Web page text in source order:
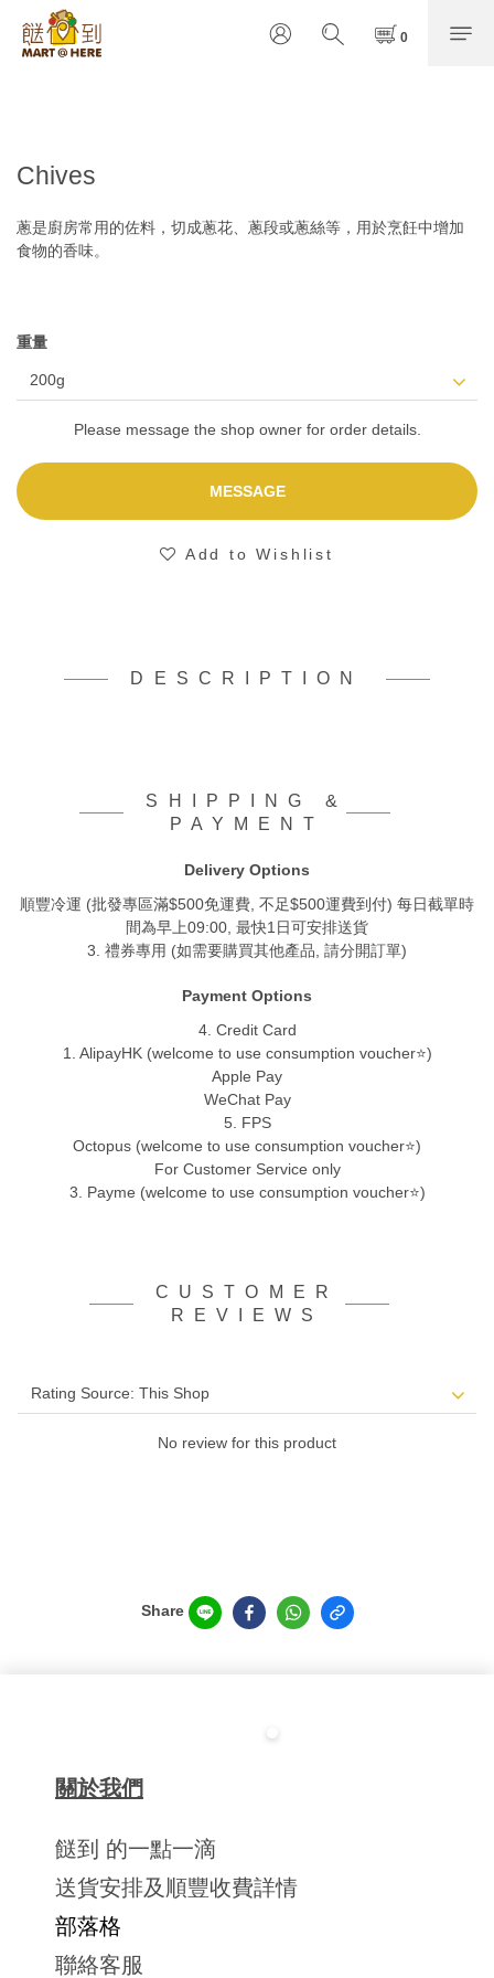
Chives
蔥是廚房常用的佐料，切成蔥花、蔥段或蔥絲等，用於烹飪中增加
食物的香味。
重量
Please message the shop owner for order details.
MESSAGE
Add to Wishlist
DESCRIPTION
SHIPPING &
PAYMENT
Delivery Options
順豐冷運 (批發專區滿$500免運費, 不足$500運費到付) 每日截單時
間為早上09:00, 最快1日可安排送貨
3. 禮券專用 (如需要購買其他產品, 請分開訂單)
Payment Options
4. Credit Card
1. AlipayHK (welcome to use consumption voucher⭐)
Apple Pay
WeChat Pay
5. FPS
Octopus (welcome to use consumption voucher⭐)
For Customer Service only
3. Payme (welcome to use consumption voucher⭐)
CUSTOMER
REVIEWS
No review for this product
Share
關於我們
餸到 的一點一滴
送貨安排及順豐收費詳情
部落格
聯絡客服